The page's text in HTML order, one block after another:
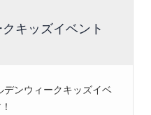
キッズイベント
デンウィークキッズイベ